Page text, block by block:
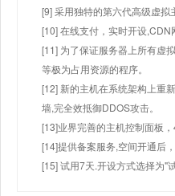
[9] 采用独特的第六代高级虚
[10] 在线支付，实时开设
[11] 为了保证服务器上所有虚
等极为占用资源的程序。
[12] 新的主机在系统架构上重
墙,完全效抵御DDOS攻击。
[13]业界完善的主机控制面板
[14]提供备案服务,空间开通后
[15] 试用7天.开设方式选择为"